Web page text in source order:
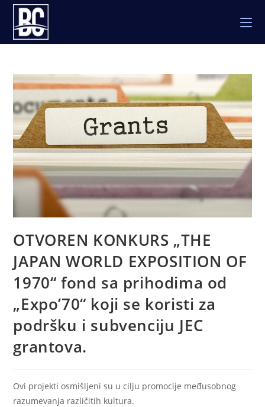
Skip
content
OTVOREN KONKURS „THE
JAPAN WORLD EXPOSITION OF
1970“ fond sa prihodima od
„Expo’70“ koji se koristi za
podršku i subvenciju JEC
grantova.
Ovi projekti osmišljeni su u cilju promocije međusobnog
razumevanja različitih kultura.